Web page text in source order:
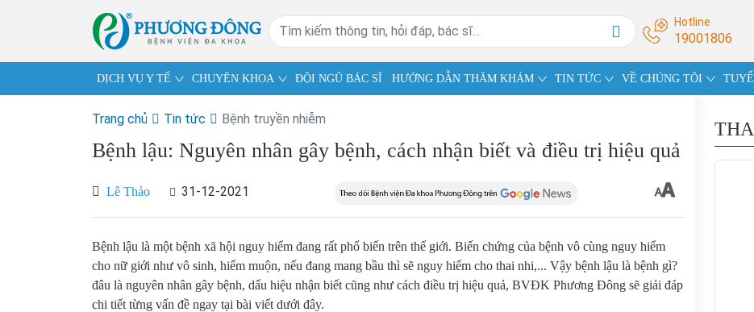
Hotline
19001806
DỊCH VỤ Y TẾ CHUYÊN KHOA ĐỘI NGŨ BÁC SĨ HƯỚNG DẪN THĂM KHÁM TIN TỨC VỀ CHÚNG TÔI
Trang chủ Tin tức Bệnh truyền nhiễm
Bệnh lậu: Nguyên nhân gây bệnh, cách nhận biết và điều trị hiệu quả
Lê Thảo 31-12-2021
Bệnh lậu là một bệnh xã hội nguy hiểm đang rất phổ biến trên thế giới. Biến chứng của bệnh vô cùng nguy hiểm
cho nữ giới như vô sinh, hiếm muộn, nếu đang mang bầu thì sẽ nguy hiểm cho thai nhi,... Vậy bệnh lậu là bệnh gì?
đâu là nguyên nhân gây bệnh, dấu hiệu nhận biết cũng như cách điều trị hiệu quả, BVĐK Phương Đông sẽ giải đáp
chi tiết từng vấn đề ngay tại bài viết dưới đây.